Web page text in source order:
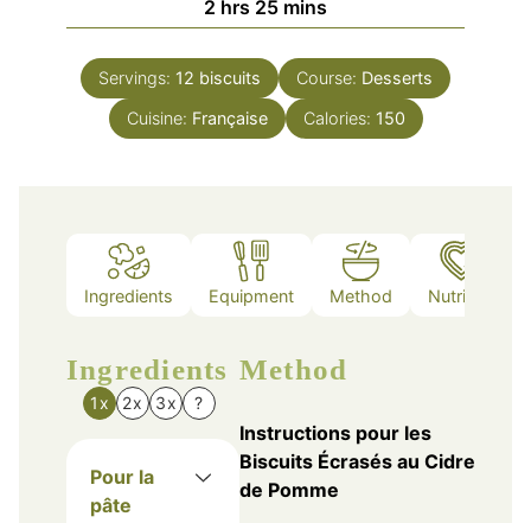
2 hours
hrs 25minutes
mins
Servings: 12 biscuits Course: Desserts
Cuisine: Française Calories: 150
Ingredients Equipment Method Nutrition
Ingredients
1x 2x 3x ?
Pour la
pâte
Method
Instructions pour les
Biscuits Écrasés au Cidre
de Pomme